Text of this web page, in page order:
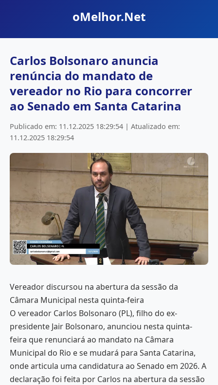
oMelhor.Net
Carlos Bolsonaro anuncia
renúncia do mandato de
vereador no Rio para concorrer
ao Senado em Santa Catarina
Publicado em: 11.12.2025 18:29:54 | Atualizado em:
11.12.2025 18:29:54
Vereador discursou na abertura da sessão da
Câmara Municipal nesta quinta-feira
O vereador Carlos Bolsonaro (PL), filho do ex-
presidente Jair Bolsonaro, anunciou nesta quinta-
feira que renunciará ao mandato na Câmara
Municipal do Rio e se mudará para Santa Catarina,
onde articula uma candidatura ao Senado em 2026. A
declaração foi feita por Carlos na abertura da sessão